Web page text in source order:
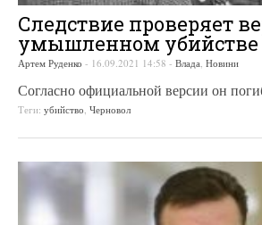
Следствие проверяет
умышленном убийстве
Артем Руденко - 16.09.2021 14:58 - Влада, Новини
Согласно официальной версии он
Теги: убийство, Черновол